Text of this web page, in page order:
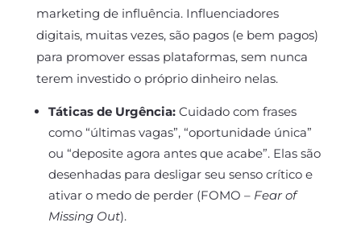
marketing de influência. Influenciadores
digitais, muitas vezes, são pagos (e bem pagos)
para promover essas plataformas, sem nunca
terem investido o próprio dinheiro nelas.
Táticas de Urgência:Cuidado com frases
como “últimas vagas”, “oportunidade única”
ou “deposite agora antes que acabe”. Elas são
desenhadas para desligar seu senso crítico e
ativar o medo de perder (FOMO – Fear of
Missing Out).